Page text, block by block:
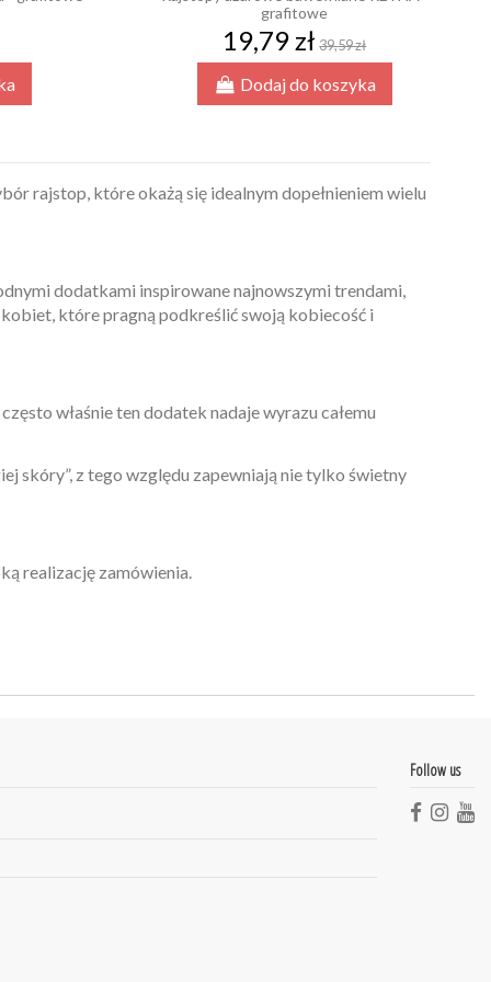
grafitowe
19,79 zł 39,59 zł
Dodaj do koszyka
rajstop, które okażą się idealnym dopełnieniem wielu
dodatkami inspirowane najnowszymi trendami,
które pragną podkreślić swoją kobiecość i
właśnie ten dodatek nadaje wyrazu całemu
skóry”, z tego względu zapewniają nie tylko świetny
realizację zamówienia.
Follow us